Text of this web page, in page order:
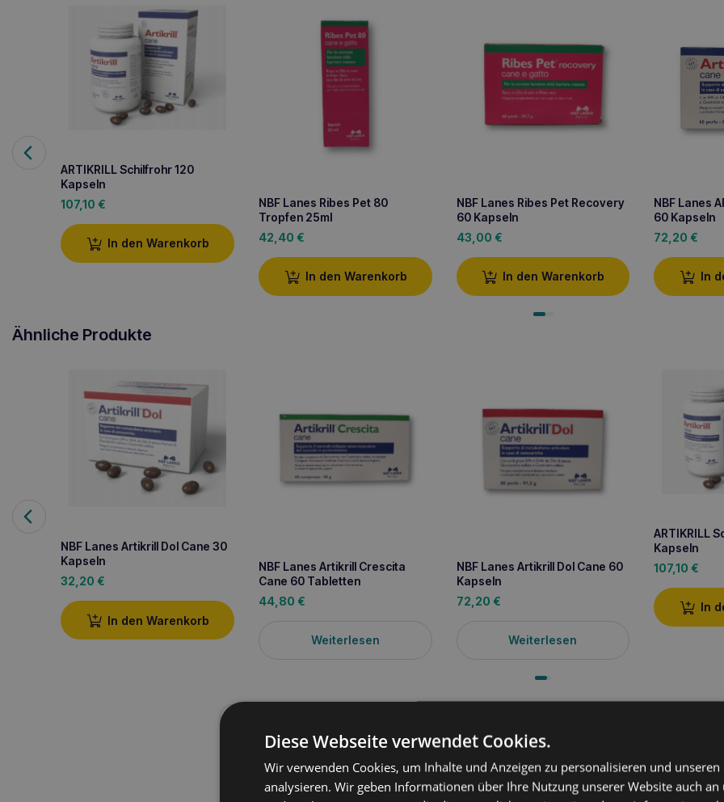
ARTIKRILL Schilfrohr 120
Kapseln
107,10 €
In den Warenkorb
NBF Lanes Ribes Pet 80
Tropfen 25ml
42,40 €
In den Warenkorb
NBF Lanes Ribes Pet Recovery
60 Kapseln
43,00 €
In den Warenkorb
NBF Lanes
60 Kapseln
72,20 €
In
Ähnliche Produkte
NBF Lanes Artikrill Dol Cane 30
Kapseln
32,20 €
In den Warenkorb
NBF Lanes Artikrill Crescita
Cane 60 Tabletten
44,80 €
Weiterlesen
NBF Lanes Artikrill Dol Cane 60
Kapseln
72,20 €
Weiterlesen
ARTIKRILL
Kapseln
107,10 €
In
ARTIKRILL Cane 60 Kapseln ist ein Nahrungsergänzungsmittel für Hunde, das zur
Gelenkstoffwechsels beiOsteoarthroseentwickelt wurde. Es enthält Omega-3-Fettsäuren
Diese Webseite verwendet Cookies.
Wir verwenden Cookies, um Inhalte und Anzeigen zu personalisieren und
analysieren. Wir geben Informationen über Ihre Nutzung unserer Website auch an